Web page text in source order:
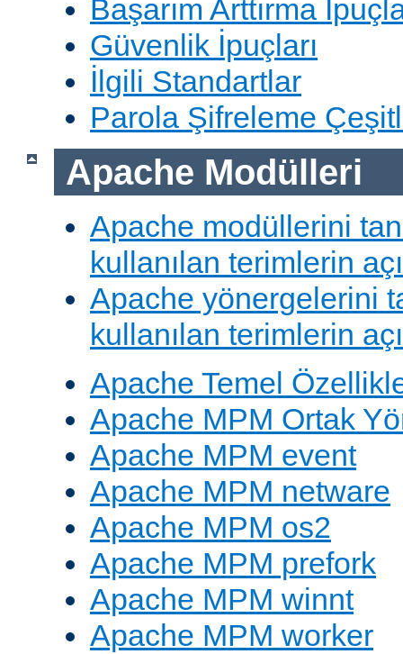
Başarım Arttırma
Güvenlik İpuçları
İlgili Standartlar
Parola Şifreleme
Apache Modülleri
Apache modüllerini
kullanılan terimlerin
Apache yönergelerini
kullanılan terimlerin
Apache Temel
Apache MPM Ortak
Apache MPM event
Apache MPM netware
Apache MPM os2
Apache MPM prefork
Apache MPM winnt
Apache MPM worker